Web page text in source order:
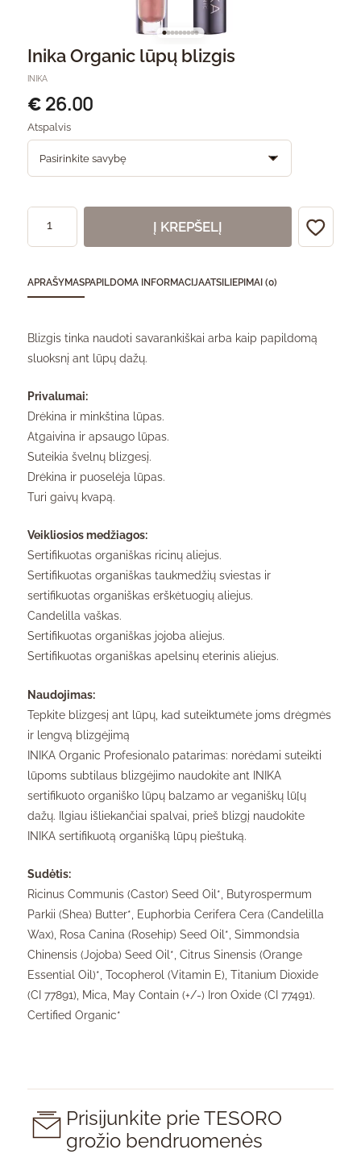
Inika Organic lūpų blizgis
INIKA
€ 26.00
Atspalvis
Į KREPŠELĮ
APRAŠYMASPAPILDOMA INFORMACIJAATSILIEPIMAI (0)
Blizgis tinka naudoti savarankiškai arba kaip papildomą
sluoksnį ant lūpų dažų.
Privalumai:
Drėkina ir minkština lūpas.
Atgaivina ir apsaugo lūpas.
Suteikia švelnų blizgesį.
Drėkina ir puoselėja lūpas.
Turi gaivų kvapą.
Veikliosios medžiagos:
Sertifikuotas organiškas ricinų aliejus.
Sertifikuotas organiškas taukmedžių sviestas ir
sertifikuotas organiškas erškėtuogių aliejus.
Candelilla vaškas.
Sertifikuotas organiškas jojoba aliejus.
Sertifikuotas organiškas apelsinų eterinis aliejus.
Naudojimas:
Tepkite blizgesį ant lūpų, kad suteiktumėte joms drėgmės
ir lengvą blizgėjimą
INIKA Organic Profesionalo patarimas: norėdami suteikti
lūpoms subtilaus blizgėjimo naudokite ant INIKA
sertifikuoto organiško lūpų balzamo ar veganiškų lū[ų
dažų. Ilgiau išliekančiai spalvai, prieš blizgį naudokite
INIKA sertifikuotą organišką lūpų pieštuką.
Sudėtis:
Ricinus Communis (Castor) Seed Oil*, Butyrospermum
Parkii (Shea) Butter*, Euphorbia Cerifera Cera (Candelilla
Wax), Rosa Canina (Rosehip) Seed Oil*, Simmondsia
Chinensis (Jojoba) Seed Oil*, Citrus Sinensis (Orange
Essential Oil)*, Tocopherol (Vitamin E), Titanium Dioxide
(CI 77891), Mica, May Contain (+/-) Iron Oxide (CI 77491).
Certified Organic*
Prisijunkite prie TESORO
grožio bendruomenės